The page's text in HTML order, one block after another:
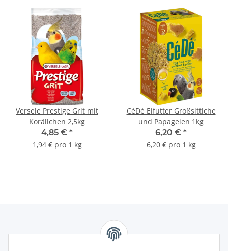
Versele Prestige Grit mit
Korällchen 2,5kg
4,85 € *
1,94 € pro 1 kg
CéDé Eifutter Großsittiche
und Papageien 1kg
6,20 € *
6,20 € pro 1 kg